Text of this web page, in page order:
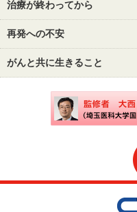
治療が終わってから
再発への不安
がんと共に生きること